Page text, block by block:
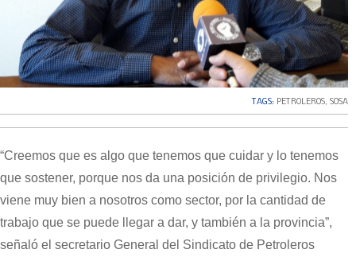
TAGS: PETROLEROS, SOSA
“Creemos que es algo que tenemos que cuidar y lo tenemos
que sostener, porque nos da una posición de privilegio. Nos
viene muy bien a nosotros como sector, por la cantidad de
trabajo que se puede llegar a dar, y también a la provincia”,
señaló el secretario General del Sindicato de Petroleros